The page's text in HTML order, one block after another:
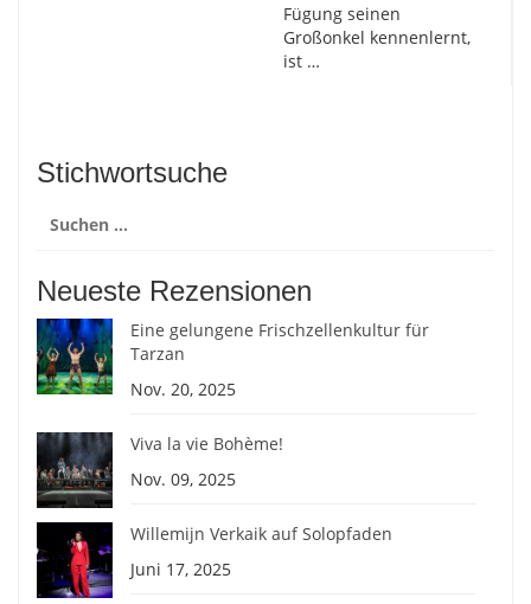
Fügung seinen
Großonkel kennenlernt,
ist …
Stichwortsuche
nach:
Neueste Rezensionen
Eine gelungene Frischzellenkultur für
Tarzan
Nov. 20, 2025
Viva la vie Bohème!
Nov. 09, 2025
Willemijn Verkaik auf Solopfaden
Juni 17, 2025